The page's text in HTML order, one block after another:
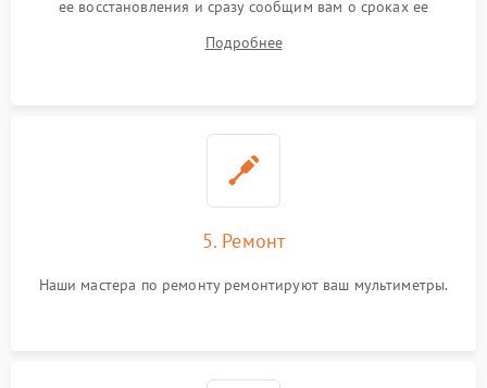
ее восстановления и сразу сообщим вам о сроках ее
Подробнее
5. Ремонт
Наши мастера по ремонту ремонтируют ваш мультиметры.